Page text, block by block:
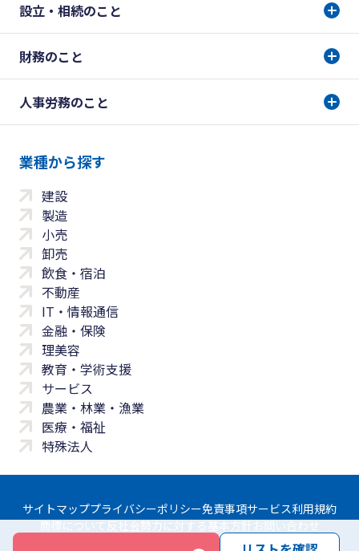
設立・相続のこと
財務のこと
人事労務のこと
業種から探す
建設
製造
小売
卸売
飲食・宿泊
不動産
IT・情報通信
金融・保険
理美容
教育・学術支援
サービス
農業・林業・漁業
医療・福祉
特殊法人
サイトマッププライバシーポリシー免責事項サービス利用規約
商標について 反社会勢力に対する基本方針 お問い合わせ